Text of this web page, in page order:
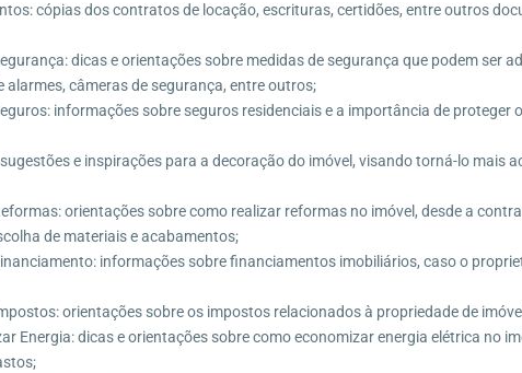
cópias dos contratos de locação, escrituras, certidões, entre outros
dicas e orientações sobre medidas de segurança que podem ser
alarmes, câmeras de segurança, entre outros;
informações sobre seguros residenciais e a importância de proteger
e inspirações para a decoração do imóvel, visando torná-lo mais
orientações sobre como realizar reformas no imóvel, desde a
de materiais e acabamentos;
informações sobre financiamentos imobiliários, caso o
orientações sobre os impostos relacionados à propriedade de
Energia: dicas e orientações sobre como economizar energia elétrica no